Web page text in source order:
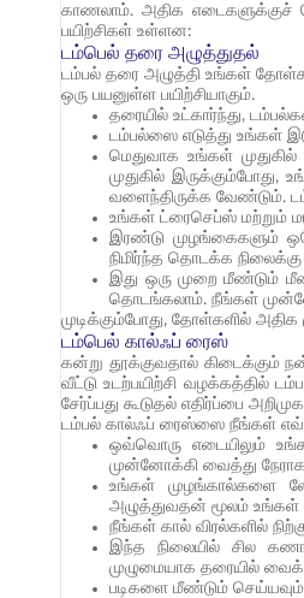
காணலாம். அதிக எடைகளுக்குச்
பயிற்சிகள் உள்ளன:
டம்பெல் தரை அழுத்துதல்
டம்பல் தரை அழுத்தி உங்கள்
ஒரு பயனுள்ள பயிற்சியாகும்.
தரையில் உட்கார்ந்து,
டம்பல்ஸை எடுத்து உங்கள்
மெதுவாக உங்கள்
முதுகில்
வளைந்திருக்க வேண்டும்.
உங்கள் ட்ரைசெப்ஸ் மற்றும்
இரண்டு முழங்கைகளும்
நிமிர்ந்த தொடக்க
இது ஒரு முறை மீண்டும்
தொடங்கலாம். நீங்கள்
முடிக்கும்போது, தோள்களில்
டம்பெல் கால்ஃப் ரைஸ்
கன்று தூக்குவதால் கிடைக்கும்
வீட்டு உடற்பயிற்சி வழக்கத்தில்
சேர்ப்பது கூடுதல் எதிர்ப்பை
டம்பல் கால்ஃப் ரைஸ்ஸை நீங்கள்
ஒவ்வொரு எடையிலும்
முன்னோக்கி வைத்து
உங்கள் முழங்கால்களை
அழுத்துவதன் மூலம் உங்கள்
நீங்கள் கால் விரல்களில்
இந்த நிலையில் சில
முழுமையாக தரையில்
படிகளை மீண்டும்